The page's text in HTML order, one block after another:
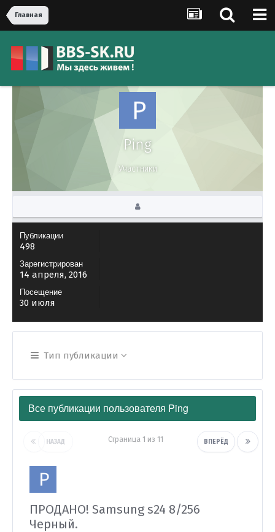
Главная
Ping
Участники
Публикации
498
Зарегистрирован
14 апреля, 2016
Посещение
30 июля
Тип публикации
Все публикации пользователя Ping
НАЗАД ВПЕРЁД
Страница 1 из 11
ПРОДАНО! Samsung s24 8/256
Черный.